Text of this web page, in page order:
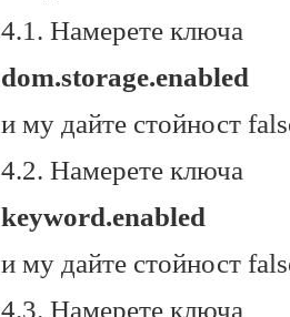
4.1. Намерете ключа
dom.storage.enabled
и му дайте стойност
4.2. Намерете ключа
keyword.enabled
и му дайте стойност
4.3. Намерете ключа